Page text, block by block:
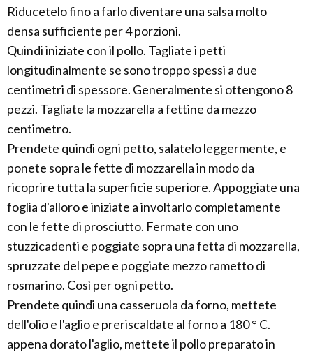
Riducetelo fino a farlo diventare una salsa molto
densa sufficiente per 4 porzioni.
Quindi iniziate con il pollo. Tagliate i petti
longitudinalmente se sono troppo spessi a due
centimetri di spessore. Generalmente si ottengono 8
pezzi. Tagliate la mozzarella a fettine da mezzo
centimetro.
Prendete quindi ogni petto, salatelo leggermente, e
ponete sopra le fette di mozzarella in modo da
ricoprire tutta la superficie superiore. Appoggiate una
foglia d'alloro e iniziate a involtarlo completamente
con le fette di prosciutto. Fermate con uno
stuzzicadenti e poggiate sopra una fetta di mozzarella,
spruzzate del pepe e poggiate mezzo rametto di
rosmarino. Così per ogni petto.
Prendete quindi una casseruola da forno, mettete
dell'olio e l'aglio e preriscaldate al forno a 180 ° C.
appena dorato l'aglio, mettete il pollo preparato in